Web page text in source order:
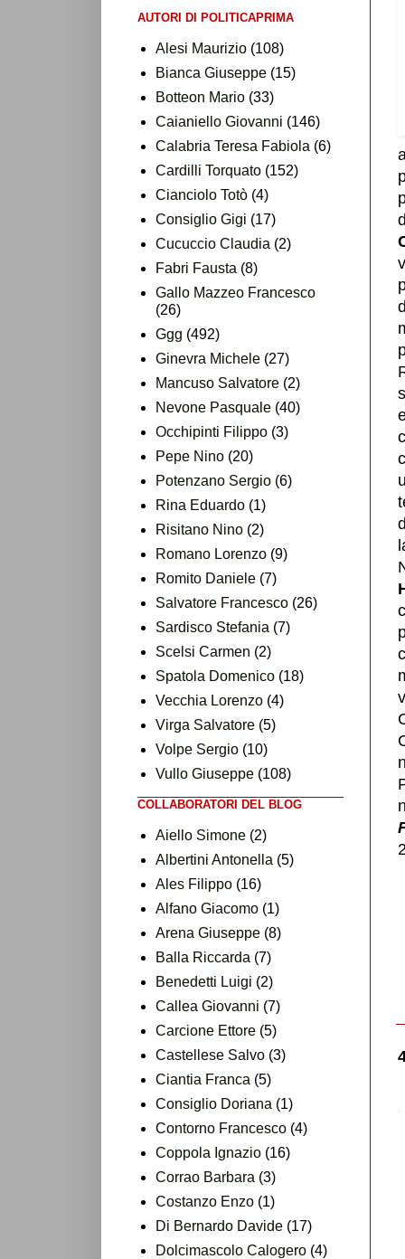
AUTORI DI POLITICAPRIMA
Alesi Maurizio (108)
Bianca Giuseppe (15)
Botteon Mario (33)
Caianiello Giovanni (146)
Calabria Teresa Fabiola (6)
Cardilli Torquato (152)
Cianciolo Totò (4)
Consiglio Gigi (17)
Cucuccio Claudia (2)
Fabri Fausta (8)
Gallo Mazzeo Francesco
(26)
Ggg (492)
Ginevra Michele (27)
Mancuso Salvatore (2)
Nevone Pasquale (40)
Occhipinti Filippo (3)
Pepe Nino (20)
Potenzano Sergio (6)
Rina Eduardo (1)
Risitano Nino (2)
Romano Lorenzo (9)
Romito Daniele (7)
Salvatore Francesco (26)
Sardisco Stefania (7)
Scelsi Carmen (2)
Spatola Domenico (18)
Vecchia Lorenzo (4)
Virga Salvatore (5)
Volpe Sergio (10)
Vullo Giuseppe (108)
COLLABORATORI DEL BLOG
Aiello Simone (2)
Albertini Antonella (5)
Ales Filippo (16)
Alfano Giacomo (1)
Arena Giuseppe (8)
Balla Riccarda (7)
Benedetti Luigi (2)
Callea Giovanni (7)
Carcione Ettore (5)
Castellese Salvo (3)
Ciantia Franca (5)
Consiglio Doriana (1)
Contorno Francesco (4)
Coppola Ignazio (16)
Corrao Barbara (3)
Costanzo Enzo (1)
Di Bernardo Davide (17)
Dolcimascolo Calogero (4)